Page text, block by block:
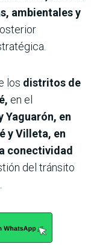
ambientales y
los distritos de
en el
Yaguarón, en
y Villeta, en
conectividad
del tránsito